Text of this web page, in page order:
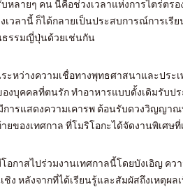
ลายๆ คน นี่คือช่วงเวลาแห่งการไตร่ตร
วลานี้ ก็ได้กลายเป็นประสบการณ์การเรี
รรมญี่ปุ่นด้วยเช่นกัน
ะหว่างความเชื่อทางพุทธศาสนาและปร
งบุคคลที่ตนรัก ทำอาหารแบบดั้งเดิมรับป
ารแสดงความเคารพ ต้อนรับดวงวิญญา
ของเทศกาล ที่โมริโอกะได้จัดงานพิเศษ
อกาสไปร่วมงานเทศกาลนี้โดยบังเอิญ ค
ง หลังจากที่ได้เรียนรู้และสัมผัสถึงเหตุผล